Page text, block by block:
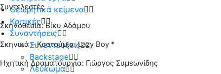
Θεωρητικά κείμενα
Κριτικές
Συναντήσεις
Συνεντεύξεις
Backstage
Λεύκωμα
Συντελεστές
Σκηνοθεσία: Bίκυ Αδάμου
Σκηνικά – Κοστούμια: Lazy Boy *
Ηχητική Δραματουργία: Γιώργος Συμεωνίδης